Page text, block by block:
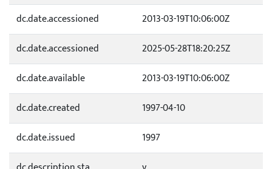
dc.date.accessioned
2013-03-19T10:06:00Z
dc.date.accessioned
2025-05-28T18:20:25Z
dc.date.available
2013-03-19T10:06:00Z
dc.date.created
1997-04-10
dc.date.issued
1997